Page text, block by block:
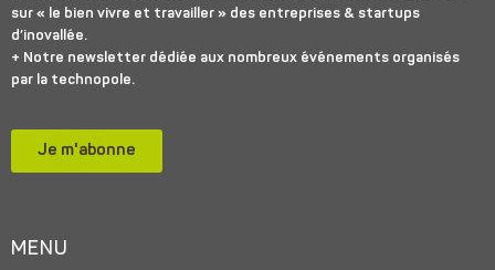
sur « le bien vivre et travailler » des entreprises & startups
d’inovallée.
+ Notre newsletter dédiée aux nombreux événements organisés
par la technopole.
Je m'abonne
MENU